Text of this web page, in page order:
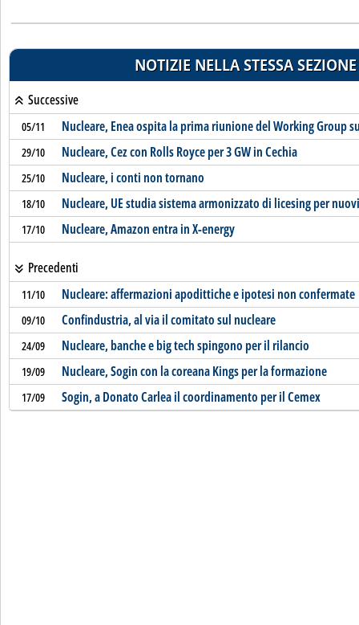
NOTIZIE NELLA STESSA SEZIONE
Successive
05/11 Nucleare, Enea ospita la prima riunione del Working Group
29/10 Nucleare, Cez con Rolls Royce per 3 GW in Cechia
25/10 Nucleare, i conti non tornano
18/10 Nucleare, UE studia sistema armonizzato di licesing per
17/10 Nucleare, Amazon entra in X-energy
Precedenti
11/10 Nucleare: affermazioni apodittiche e ipotesi non confermate
09/10 Confindustria, al via il comitato sul nucleare
24/09 Nucleare, banche e big tech spingono per il rilancio
19/09 Nucleare, Sogin con la coreana Kings per la formazione
17/09 Sogin, a Donato Carlea il coordinamento per il Cemex